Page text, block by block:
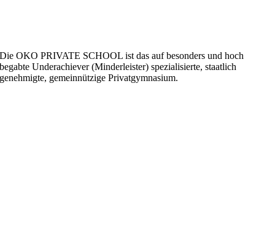
Die OKO PRIVATE SCHOOL ist das auf besonders und hoch
begabte Underachiever (Minderleister) spezialisierte, staatlich
genehmigte, gemeinnützige Privatgymnasium.